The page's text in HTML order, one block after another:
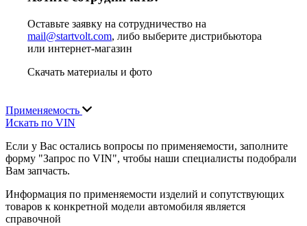
Оставьте заявку на сотрудничество на
mail@startvolt.com, либо выберите дистрибьютора
или интернет-магазин
Скачать материалы и фото
Применяемость
Искать по VIN
Если у Вас остались вопросы по применяемости, заполните
форму "Запрос по VIN", чтобы наши специалисты подобрали
Вам запчасть.
Информация по применяемости изделий и сопутствующих
товаров к конкретной модели автомобиля является
справочной